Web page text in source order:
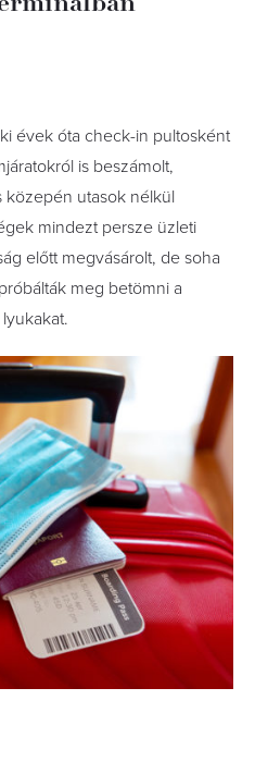
évek óta check-in pultosként
is beszámolt,
közepén utasok nélkül
mindezt persze üzleti
előtt megvásárolt, de soha
meg betömni a